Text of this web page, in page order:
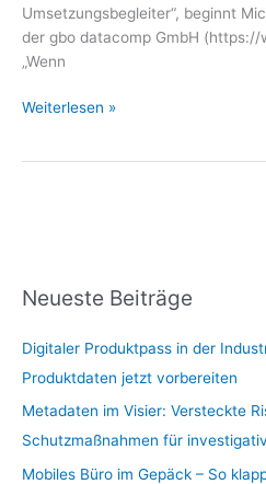
Umsetzungsbegleiter“, beginnt
der gbo datacomp GmbH
„Wenn
Weiterlesen »
Neueste Beiträge
Digitaler Produktpass in der
Produktdaten jetzt vorbereiten
Metadaten im Visier: Versteckte
Schutzmaßnahmen für
Mobiles Büro im Gepäck – So